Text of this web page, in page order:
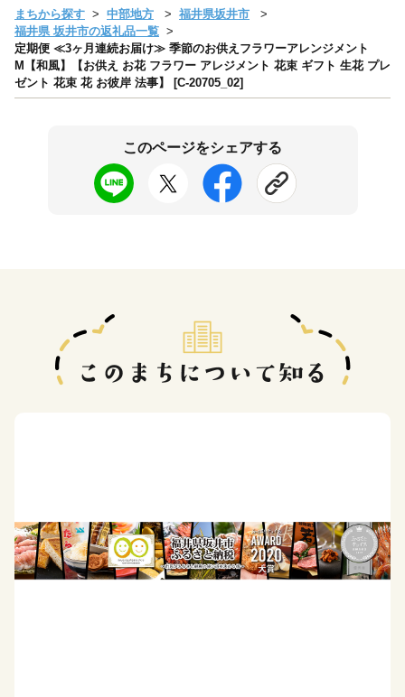
まちから探す 中部地方
福井県坂井市
福井県 坂井市の返礼品一覧
定期便 ≪3ヶ月連続お届け≫ 季節のお供えフラワーアレンジメント
M【和風】【お供え お花 フラワー アレジメント 花束 ギフト 生花 プレ
ゼント 花束 花 お彼岸 法事】 [C-20705_02]
このページをシェアする